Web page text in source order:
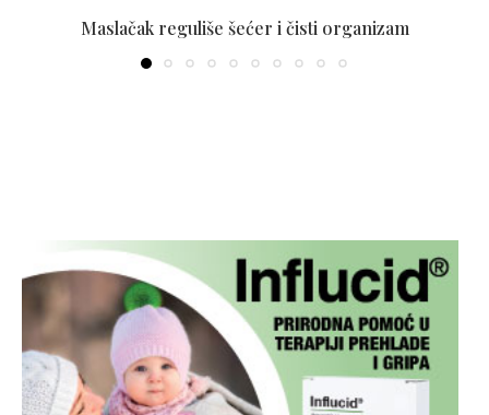
Maslačak reguliše šećer i čisti organizam